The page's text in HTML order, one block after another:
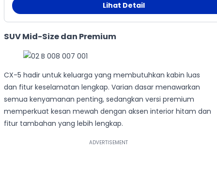
Lihat Detail
SUV Mid-Size dan Premium
CX-5 hadir untuk keluarga yang membutuhkan kabin luas
dan fitur keselamatan lengkap. Varian dasar menawarkan
semua kenyamanan penting, sedangkan versi premium
memperkuat kesan mewah dengan aksen interior hitam dan
fitur tambahan yang lebih lengkap.